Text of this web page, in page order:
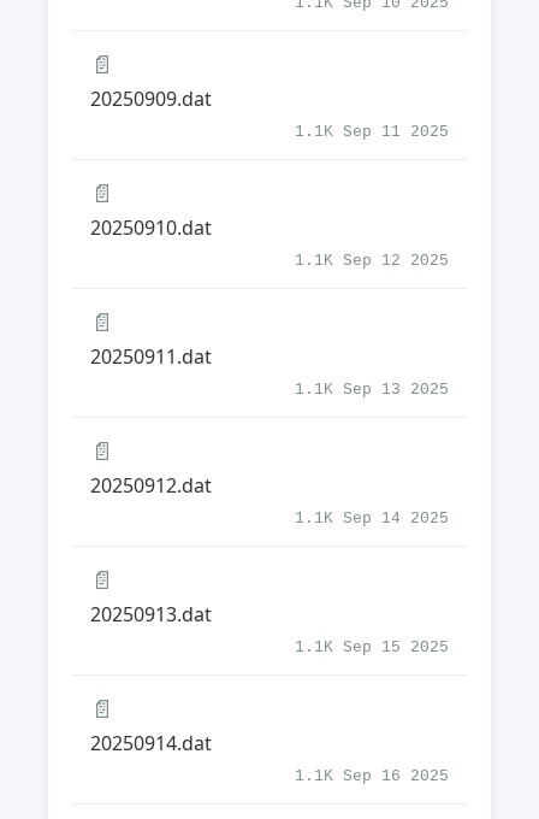
📄
20250909.dat
1.1K Sep 11 2025
📄
20250910.dat
1.1K Sep 12 2025
📄
20250911.dat
1.1K Sep 13 2025
📄
20250912.dat
1.1K Sep 14 2025
📄
20250913.dat
1.1K Sep 15 2025
📄
20250914.dat
1.1K Sep 16 2025